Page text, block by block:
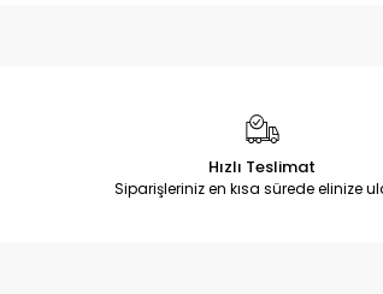
Hızlı Teslimat
Siparişleriniz en kısa sürede elinize